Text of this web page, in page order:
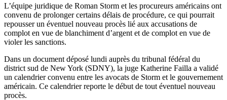
L’équipe juridique de Roman Storm et les procureurs américains ont
convenu de prolonger certains délais de procédure, ce qui pourrait
repousser un éventuel nouveau procès lié aux accusations de
complot en vue de blanchiment d’argent et de complot en vue de
violer les sanctions.
Dans un document déposé lundi auprès du tribunal fédéral du
district sud de New York (SDNY), la juge Katherine Failla a validé
un calendrier convenu entre les avocats de Storm et le gouvernement
américain. Ce calendrier reporte le début de tout éventuel nouveau
procès.